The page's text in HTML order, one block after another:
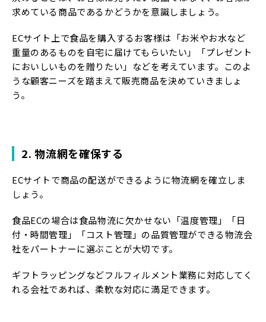
求めている商品であるかどうかを意識しましょう。
ECサイト上で食品を購入するお客様は「お米やお水など
重量のあるものを自宅に届けてもらいたい」「プレゼント
においしいものを贈りたい」などを考えています。このよ
うな顧客ニーズを踏まえて販売商品を決めていきましょ
う。
2. 物流網を確保する
ECサイトで商品の配送ができるように物流網を確立しま
しょう。
食品ECの場合は食品物流に欠かせない「温度管理」「日
付・時間管理」「コスト管理」の品質管理ができる物流会
社をパートナーに選ぶことが大切です。
ギフトラッピングなどフルフィルメント業務に対応してく
れる会社であれば、柔軟な対応に満足できます。